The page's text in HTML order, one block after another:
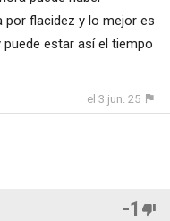
por flacidez y lo mejor es
estar así el tiempo
el 3 jun. 25
-1